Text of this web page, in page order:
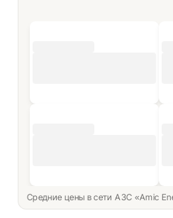
Средние цены в сети АЗС «Amic